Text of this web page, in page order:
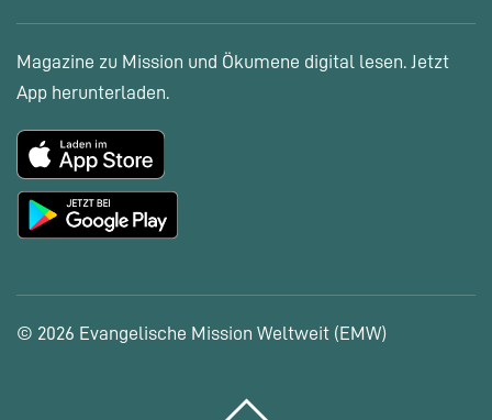
Magazine zu Mission und Ökumene digital lesen. Jetzt
App herunterladen.
© 2026 Evangelische Mission Weltweit (EMW)